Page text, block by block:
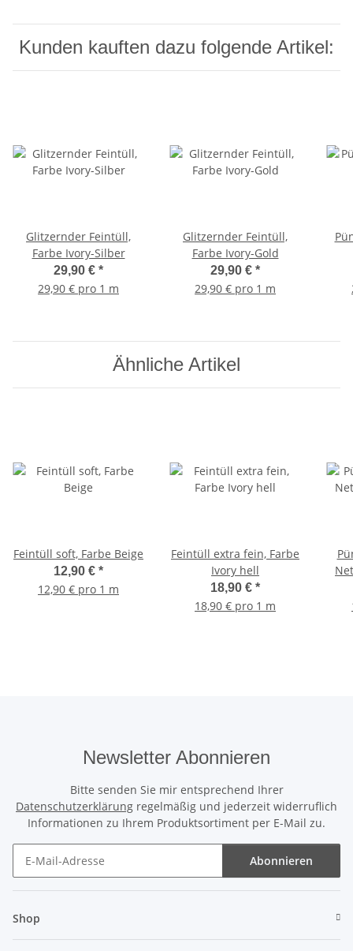
Kunden kauften dazu folgende Artikel:
Glitzernder Feintüll,
Farbe Ivory-Silber
29,90 € *
29,90 € pro 1 m
Glitzernder Feintüll,
Farbe Ivory-Gold
29,90 € *
29,90 € pro 1 m
Ähnliche Artikel
Feintüll soft, Farbe Beige
12,90 € *
12,90 € pro 1 m
Feintüll extra fein, Farbe
Ivory hell
18,90 € *
18,90 € pro 1 m
Newsletter Abonnieren
Bitte senden Sie mir entsprechend Ihrer
Datenschutzerklärung regelmäßig und jederzeit widerruflich
Informationen zu Ihrem Produktsortiment per E-Mail zu.
Abonnieren
Shop